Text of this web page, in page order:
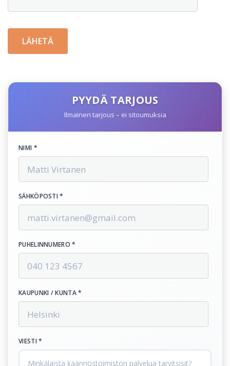
PYYDÄ TARJOUS
Ilmainen tarjous – ei sitoumuksia
NIMI *
SÄHKÖPOSTI *
PUHELINNUMERO *
KAUPUNKI / KUNTA *
VIESTI *